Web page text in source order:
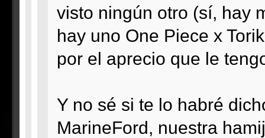
visto ningún otro (sí, hay
hay uno One Piece x
por el aprecio que le
Y no sé si te lo habré
MarineFord, nuestra